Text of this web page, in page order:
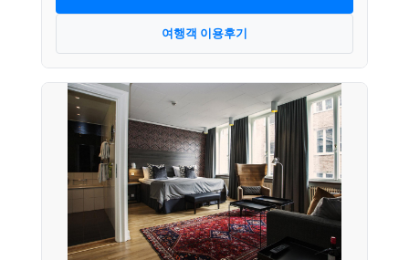
여행객 이용후기